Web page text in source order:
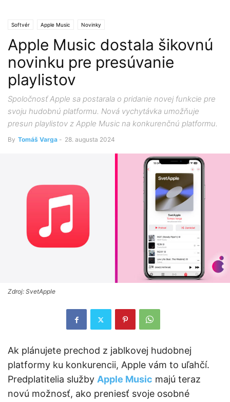
Softvér Apple Music Novinky
Apple Music dostala šikovnú
novinku pre presúvanie
playlistov
Spoločnosť Apple sa postarala o pridanie novej funkcie pre
svoju hudobnú platformu. Nová vychytávka umožňuje
presun playlistov z Apple Music na konkurenčnú platformu.
By Tomáš Varga - 28. augusta 2024
Zdroj: SvetApple
Ak plánujete prechod z jablkovej hudobnej
platformy ku konkurencii, Apple vám to uľahčí.
Predplatitelia služby Apple Music majú teraz
novú možnosť, ako preniesť svoje osobné